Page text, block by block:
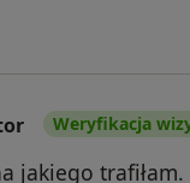
Weryfikacja
jakiego